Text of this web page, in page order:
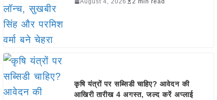
August 4, 2026 2 min read
कृषि यंत्रों पर सब्सिडी चाहिए? आवेदन की
आखिरी तारीख 4 अगस्त, जल्द करें अप्लाई